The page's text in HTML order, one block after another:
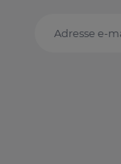
Adresse e-